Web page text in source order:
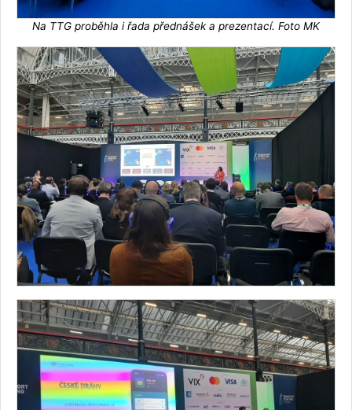
Na TTG proběhla i řada přednášek a prezentací. Foto MK